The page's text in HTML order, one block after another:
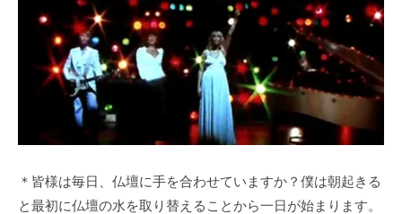
＊皆様は毎日、仏壇に手を合わせていますか？僕は朝起きる
と最初に仏壇の水を取り替えることから一日が始まります。